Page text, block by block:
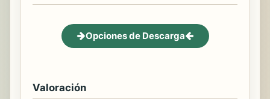
Opciones de Descarga
Valoración